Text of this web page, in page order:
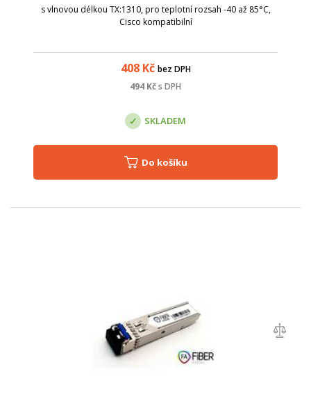
s vlnovou délkou TX:1310, pro teplotní rozsah -40 až 85°C,
Cisco kompatibilní
408Kč bez DPH
494 Kčs DPH
SKLADEM
Do košíku